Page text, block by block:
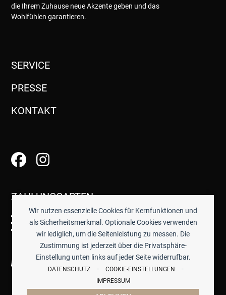
Wir nutzen essenzielle Cookies für Kernfunktionen und
als Sicherheitsmerkmal. Optionale Cookies verwenden
wir lediglich, um die Seitenleistung zu messen. Die
Zustimmung ist jederzeit über die Privatsphäre-
Einstellung unten links auf jeder Seite widerrufbar.
DATENSCHUTZ - COOKIE-EINSTELLUNGEN -
IMPRESSUM
die Ihrem Zuhause neue Akzente geben und das
Wohlfühlen garantieren.
SERVICE
PRESSE
KONTAKT
ZAHLUNGSARTEN